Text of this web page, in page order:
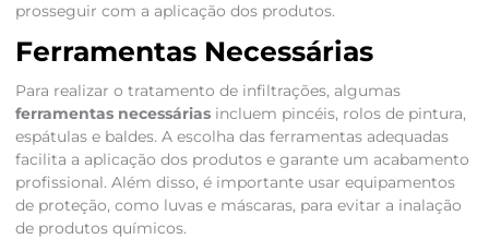
prosseguir com a aplicação dos produtos.
Ferramentas Necessárias
Para realizar o tratamento de infiltrações, algumas
ferramentas necessáriasincluem pincéis, rolos de pintura,
espátulas e baldes. A escolha das ferramentas adequadas
facilita a aplicação dos produtos e garante um acabamento
profissional. Além disso, é importante usar equipamentos
de proteção, como luvas e máscaras, para evitar a inalação
de produtos químicos.